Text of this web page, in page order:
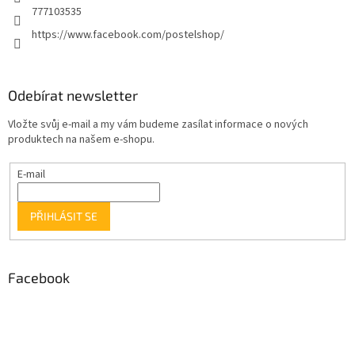
777103535
https://www.facebook.com/postelshop/
Odebírat newsletter
Vložte svůj e-mail a my vám budeme zasílat informace o nových
produktech na našem e-shopu.
E-mail
PŘIHLÁSIT SE
Facebook